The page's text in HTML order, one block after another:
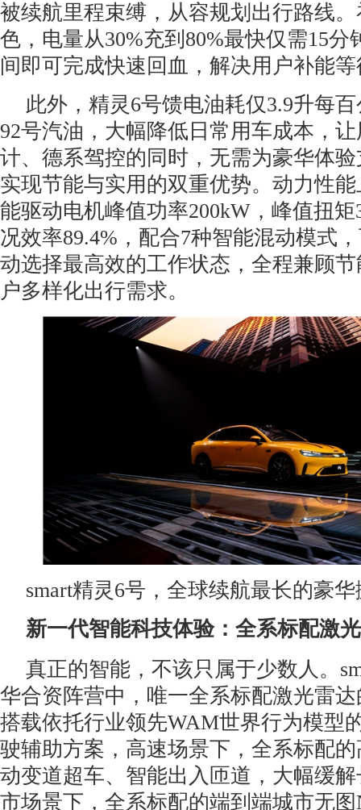
被续航里程束缚，从容规划出行路线
色，电量从30%充到80%最快仅需15分
间即可完成快速回血，解决用户补能
此外，精灵6号馈电油耗仅3.9升每
92号汽油，大幅降低日常用车成本，
计、德系驾控的同时，无需为豪华体
实现节能与实用的双重优势。动力性
能驱动电机峰值功率200kW，峰值扭矩
况效率89.4%，配合7种智能混动模式
动选择最高效的工作状态，全程兼顾
户多样化出行需求。
smart精灵6号，全球续航最长的豪
新一代智能科技体验：全系标配激
真正的智能，不该只属于少数人。
华合资阵营中，唯一全系标配激光雷
搭载依托行业领先WAM世界行为模型
驶辅助方案，高速场景下，全系标配的
动变道超车、智能出入匝道，大幅缓
市场景下，全系标配的端到端城市无图